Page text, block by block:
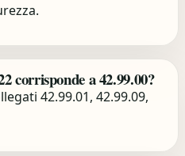
corrisponde a 42.99.00?
42.99.01, 42.99.09,